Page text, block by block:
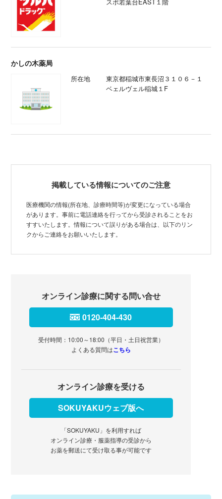
かしの木薬局
所在地
東京都稲城市東長沼３１０６－１
ベェルヴェル稲城１F
掲載している情報についてのご注意
医療機関の情報(所在地、診療時間等)が変更になっている場合
があります。事前に電話連絡を行ってから受診されることをお
すすいたします。情報について誤りがある場合は、以下のリン
クからご連絡をお願いいたします。
オンライン診療に関する問い合せ
0120-404-430
受付時間：10:00～18:00（平日・土日祝営業）
よくある質問はこちら
オンライン診療を受ける
SOKUYAKUウェブ版へ
「SOKUYAKU」を利用すれば
オンライン診療・服薬指導の受診から
お薬を郵送にて受け取る事が可能です